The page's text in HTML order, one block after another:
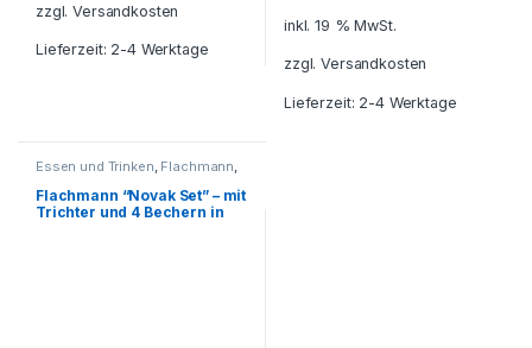
zzgl.Versandkosten
Lieferzeit: 2-4 Werktage
inkl. 19 % MwSt.
zzgl.Versandkosten
Lieferzeit: 2-4 Werktage
Essen und Trinken Flachmann
Freizeit - Reisen -
Camping - Outdoor,
Geschenkideen,
Getränkebehälter,Grillzubehör
Flachmann “Novak Set” – mit
Trichter und 4 Bechern in